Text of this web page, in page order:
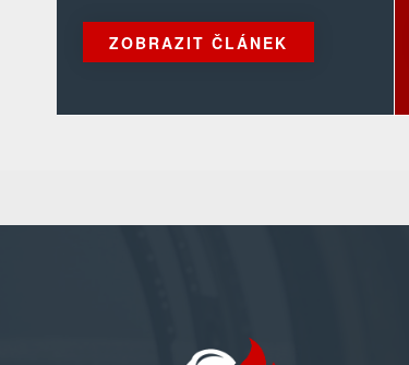
ZOBRAZIT ČLÁNEK